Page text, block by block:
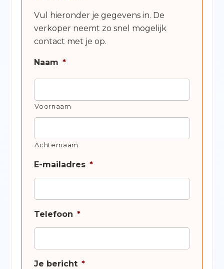
Vul hieronder je gegevens in. De
verkoper neemt zo snel mogelijk
contact met je op.
Naam *
Voornaam
Achternaam
E-mailadres *
Telefoon *
Je bericht *